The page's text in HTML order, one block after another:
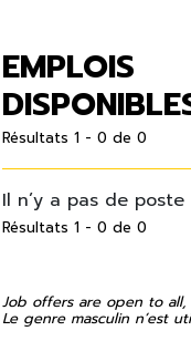
EMPLOIS
Résultats 1 - 0 de 0
Il n’y a pas de
Résultats 1 - 0 de 0
Job offers are open to
Le genre masculin n’est